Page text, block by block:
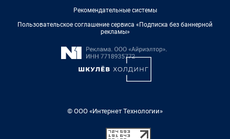
Рекомендательные системы
Пользовательское соглашение сервиса «Подписка без баннерной
рекламы»
© ООО «Интернет Технологии»